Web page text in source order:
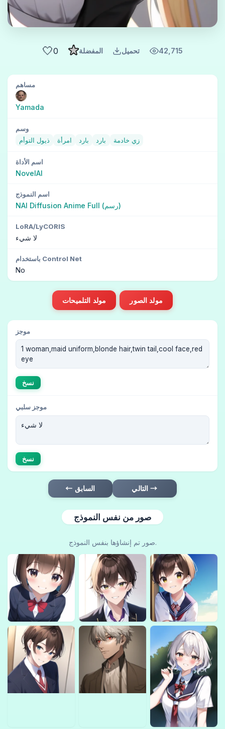
🤍0 المفضلة تحميل 42,715
مساهم
Yamada
وسم
ذيول التوأم
امرأة بارد بارد زي خادمة
اسم الأداة
NovelAI
اسم النموذج
NAI Diffusion Anime Full (رسم)
LoRA/LyCORIS
لا شيء
باستخدام Control Net
No
مولد التلميحات مولد الصور
موجز
نسخ
موجز سلبي
نسخ
← السابق التالي →
صور من نفس النموذج
صور تم إنشاؤها بنفس النموذج.